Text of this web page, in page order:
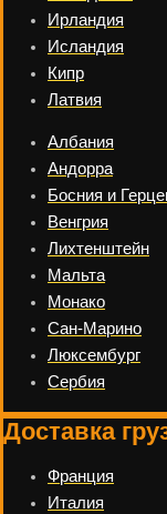
Ирландия
Исландия
Кипр
Латвия
Албания
Андорра
Босния и
Венгрия
Лихтенштейн
Мальта
Монако
Сан-Марино
Люксембург
Сербия
Доставка
Франция
Италия